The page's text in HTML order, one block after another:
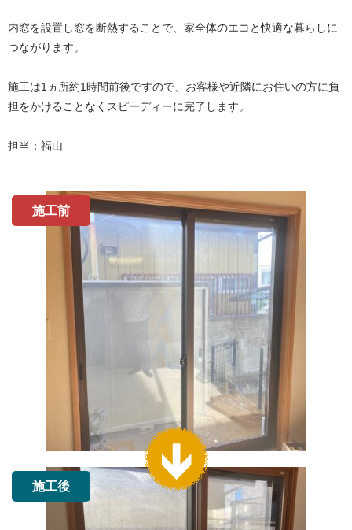
内窓を設置し窓を断熱することで、家全体のエコと快適な暮らしに
つながります。
施工は1ヵ所約1時間前後ですので、お客様や近隣にお住いの方に負
担をかけることなくスピーディーに完了します。
担当：福山
施工前
施工後